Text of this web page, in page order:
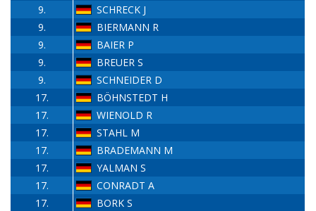
9.
SCHRECK J
9.
BIERMANN R
9.
BAIER P
9.
BREUER S
9.
SCHNEIDER D
17.
BÖHNSTEDT H
17.
WIENOLD R
17.
STAHL M
17.
BRADEMANN M
17.
YALMAN S
17.
CONRADT A
17.
BORK S